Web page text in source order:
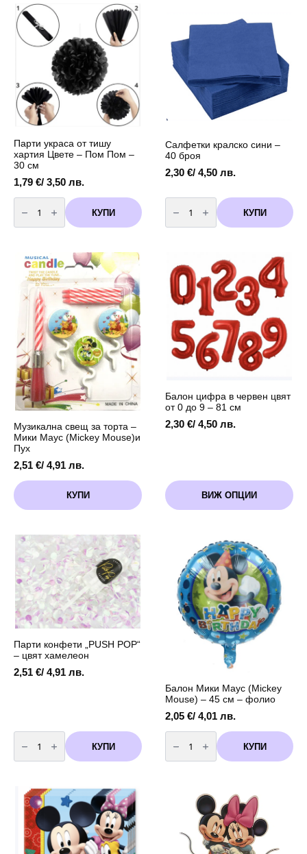
4,04 €
7,90 лв.
variants.
The
options
may
the
product
page
винил
Мики
Маус(Mickey
Mouse)
125
Парти украса от тишу
хартия Цвете – Пом Пом –
30 см
1,79 €/ 3,50 лв.
количество
за
Парти
украса
хартия
Цвете
Пом
КУПИ
Салфетки кралско сини –
40 броя
2,30 €/ 4,50 лв.
количество
за
Салфетки
кралско
броя
КУПИ
Музикална свещ за торта –
Мики Маус (Mickey Mouse)и
Пух
2,51 €/ 4,91 лв.
КУПИ
Балон цифра в червен цвят
от 0 до 9 – 81 см
2,30 €/ 4,50 лв.
ВИЖ ОПЦИИ
This
product
has
options
may
chosen
product
Парти конфети „PUSH POP“
– цвят хамелеон
2,51 €/ 4,91 лв.
количество
за
Парти
конфети
цвят
хамелеон
КУПИ
Балон Мики Маус (Mickey
Mouse) – 45 см – фолио
2,05 €/ 4,01 лв.
количество
за
Балон
Мики
фолио
КУПИ